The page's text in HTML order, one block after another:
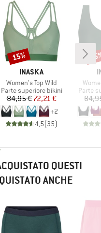
MARCHIO
INASKA
Articolo
Women's Top Wild
Gruppo di prodotti
Parte superiore bikini
Prezzo
84,95 €Prezzo ridotto
72,21 €
+2
4,5(35)
Sconto
15%
Parte
QUESTI
ANCHE